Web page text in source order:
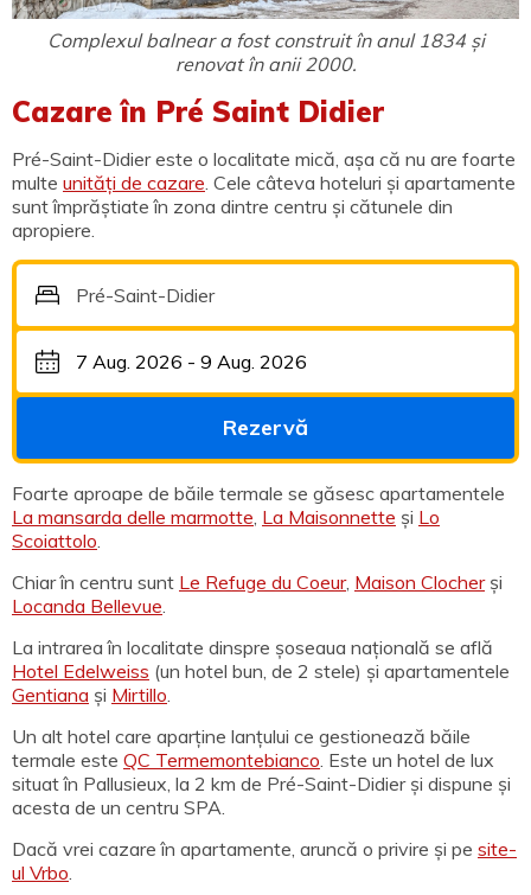
Complexul balnear a fost construit în anul 1834 și
renovat în anii 2000.
Cazare în Pré Saint Didier
Pré-Saint-Didier este o localitate mică, așa că nu are foarte
multe unități de cazare. Cele câteva hoteluri și apartamente
sunt împrăștiate în zona dintre centru și cătunele din
apropiere.
Pré-Saint-Didier
Rezervă
Foarte aproape de băile termale se găsesc apartamentele
La mansarda delle marmotte, La Maisonnette și Lo
Scoiattolo.
Chiar în centru sunt Le Refuge du Coeur, Maison Clocherși
Locanda Bellevue.
La intrarea în localitate dinspre șoseaua națională se află
Hotel Edelweiss (un hotel bun, de 2 stele) și apartamentele
Gentiana și Mirtillo.
Un alt hotel care aparține lanțului ce gestionează băile
termale este QC Termemontebianco. Este un hotel de lux
situat în Pallusieux, la 2 km de Pré-Saint-Didier și dispune și
acesta de un centru SPA.
Dacă vrei cazare în apartamente, aruncă o privire și pe site-
ul Vrbo.